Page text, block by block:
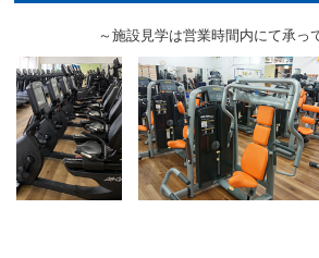
～施設見学は営業時間内にて承っ